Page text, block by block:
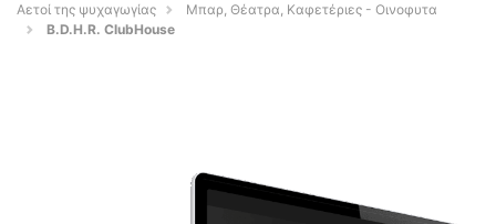
Αετοί της ψυχαγωγίας
Μπαρ, Θέατρα, Καφετέριες - Οινοφυτα
B.D.H.R. ClubHouse